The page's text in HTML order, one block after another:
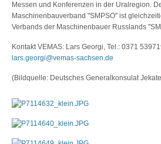
Messen und Konferenzen in der Uralregion.
Maschinenbauverband "SMPSO" ist
Verbands der Maschinenbauer Russlands
Kontakt VEMAS: Lars Georgi, Tel.: 0371
lars.georgi@vemas-sachsen.de
(Bildquelle: Deutsches Generalkonsulat